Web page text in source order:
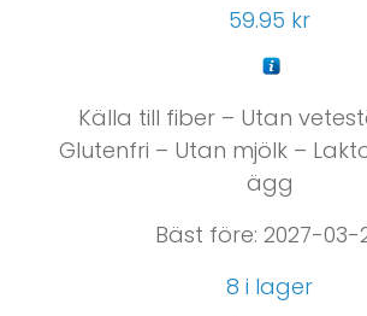
59.95 kr
Källa till fiber – Utan
Glutenfri – Utan mjölk –
ägg
Bäst före: 2027-03-
8 i lager